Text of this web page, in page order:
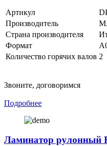
Артикул
Производитель
Страна производителя
Формат
Количество горячих валов 2
Звоните, договоримся
Подробнее
Ламинатор рулонный